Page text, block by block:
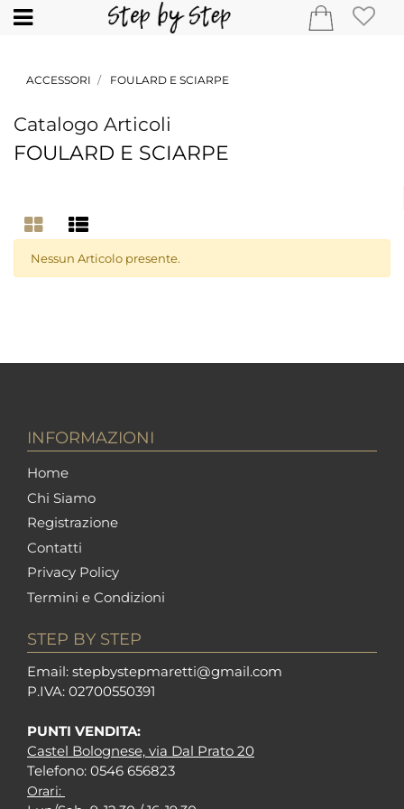
Open
ACCESSORI FOULARD E SCIARPE
Catalogo Articoli
FOULARD E SCIARPE
Nessun Articolo presente.
INFORMAZIONI
Home
Chi Siamo
Registrazione
Contatti
Privacy Policy
Termini e Condizioni
STEP BY STEP
Email: stepbystepmaretti@gmail.com
P.IVA: 02700550391
PUNTI VENDITA:
Castel Bolognese, via Dal Prato 20
Telefono: 0546 656823
Orari: